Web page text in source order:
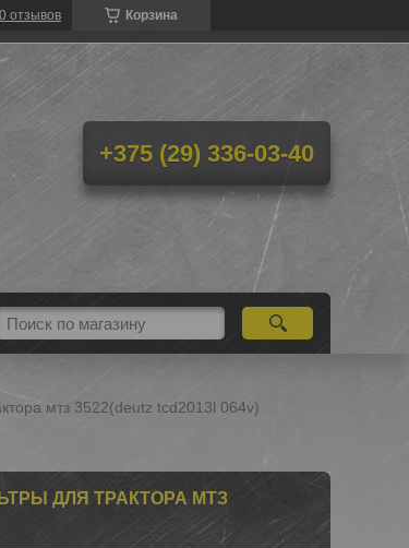
Корзина
отзывов
+375 (29) 336-03-40
мтз 3522(deutz tcd2013l 064v)
ДЛЯ ТРАКТОРА МТЗ